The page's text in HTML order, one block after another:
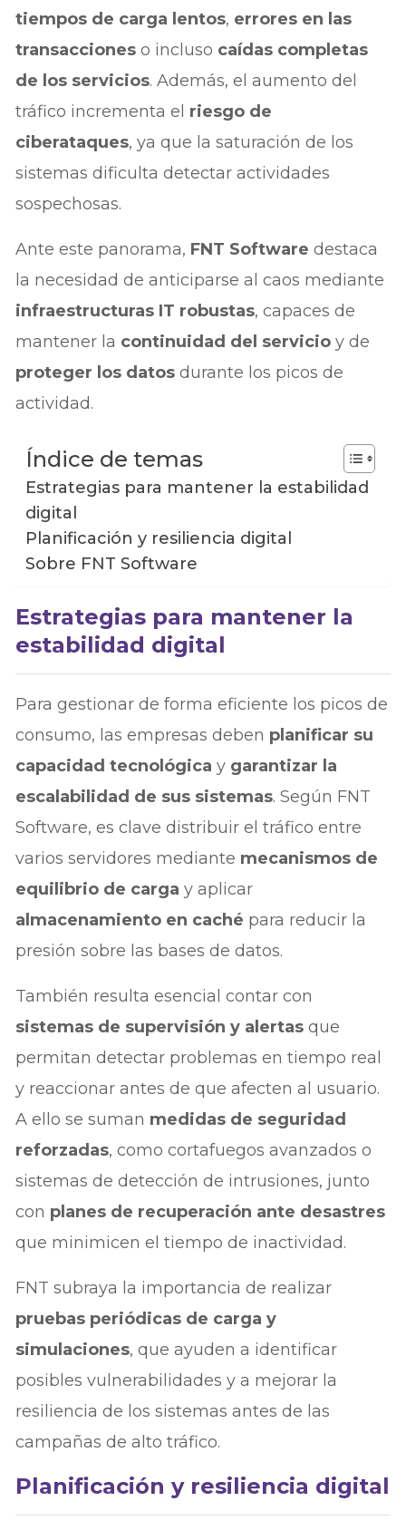
tiempos de carga lentos, errores en las
transacciones o incluso caídas completas
de los servicios. Además, el aumento del
tráfico incrementa el riesgo de
ciberataques, ya que la saturación de los
sistemas dificulta detectar actividades
sospechosas.
Ante este panorama, FNT Software destaca
la necesidad de anticiparse al caos mediante
infraestructuras IT robustas, capaces de
mantener la continuidad del servicio y de
proteger los datos durante los picos de
actividad.
Índice de temas
Estrategias para mantener la estabilidad
digital
Planificación y resiliencia digital
Sobre FNT Software
Estrategias para mantener la
estabilidad digital
Para gestionar de forma eficiente los picos de
consumo, las empresas deben planificar su
capacidad tecnológica y garantizar la
escalabilidad de sus sistemas. Según FNT
Software, es clave distribuir el tráfico entre
varios servidores mediante mecanismos de
equilibrio de carga y aplicar
almacenamiento en caché para reducir la
presión sobre las bases de datos.
También resulta esencial contar con
sistemas de supervisión y alertas que
permitan detectar problemas en tiempo real
y reaccionar antes de que afecten al usuario.
A ello se suman medidas de seguridad
reforzadas, como cortafuegos avanzados o
sistemas de detección de intrusiones, junto
con planes de recuperación ante desastres
que minimicen el tiempo de inactividad.
FNT subraya la importancia de realizar
pruebas periódicas de carga y
simulaciones, que ayuden a identificar
posibles vulnerabilidades y a mejorar la
resiliencia de los sistemas antes de las
campañas de alto tráfico.
Planificación y resiliencia digital